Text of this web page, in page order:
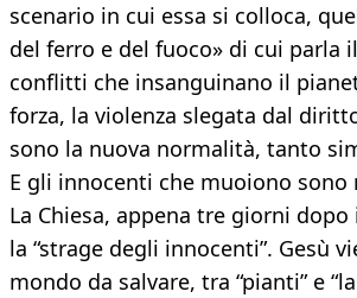
scenario in cui essa si colloca,
del ferro e del fuoco» di cui parla
conflitti che insanguinano il
forza, la violenza slegata dal
sono la nuova normalità, tanto
E gli innocenti che muoiono sono
La Chiesa, appena tre giorni
la “strage degli innocenti”. Gesù
mondo da salvare, tra “pianti” e